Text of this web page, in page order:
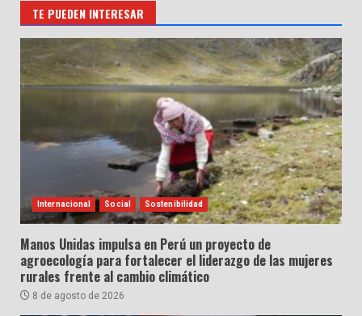
TE PUEDEN INTERESAR
Internacional Social Sostenibilidad
Manos Unidas impulsa en Perú un proyecto de
agroecología para fortalecer el liderazgo de las mujeres
rurales frente al cambio climático
8 de agosto de 2026